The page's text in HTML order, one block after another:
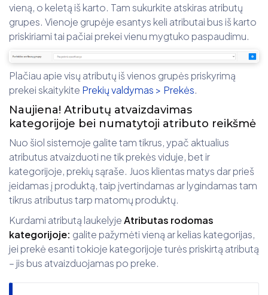
vieną, o keletą iš karto. Tam sukurkite atskiras atributų
grupes. Vienoje grupėje esantys keli atributai bus iš karto
priskiriami tai pačiai prekei vienu mygtuko paspaudimu.
Plačiau apie visų atributų iš vienos grupės priskyrimą
prekei skaitykite Prekių valdymas > Prekės.
Naujiena! Atributų atvaizdavimas
kategorijoje bei numatytoji atributo reikšmė
Nuo šiol sistemoje galite tam tikrus, ypač aktualius
atributus atvaizduoti ne tik prekės viduje, bet ir
kategorijoje, prekių sąraše. Juos klientas matys dar prieš
įeidamas į produktą, taip įvertindamas ar lygindamas tam
tikrus atributus tarp matomų produktų.
Kurdami atributą laukelyjeAtributas rodomas
kategorijoje: galite pažymėti vieną ar kelias kategorijas,
jei prekė esanti tokioje kategorijoje turės priskirtą atributą
– jis bus atvaizduojamas po preke.